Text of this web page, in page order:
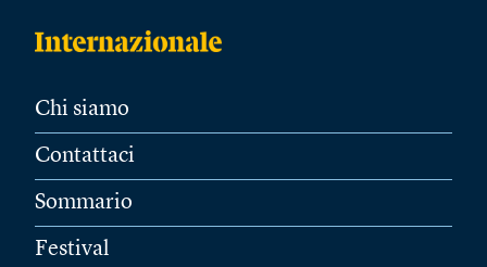
Chi siamo
Contattaci
Sommario
Festival